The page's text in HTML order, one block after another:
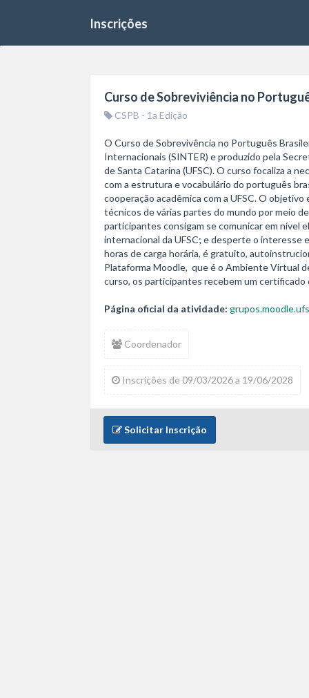
Inscrições
Curso de Sobreviviência no
CSPB - 1a Edição
O Curso de Sobrevivência no Português
Internacionais (SINTER) e produzido pela
de Santa Catarina (UFSC). O curso focaliza a
com a estrutura e vocabulário do português
cooperação acadêmica com a UFSC. O
técnicos de várias partes do mundo por meio
participantes consigam se comunicar em nível
internacional da UFSC; e desperte o interesse
horas de carga horária, é gratuito,
Plataforma Moodle,  que é o Ambiente Virtual
curso, os participantes recebem um certificado
Página oficial da atividade:
Coordenador
Inscrições de 09/03/2026 a 19/06/2028
Solicitar Inscrição